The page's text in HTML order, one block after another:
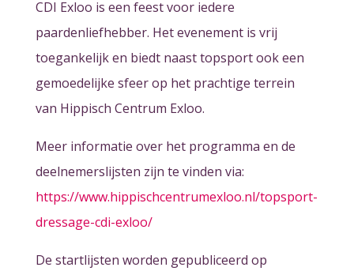
CDI Exloo is een feest voor iedere
paardenliefhebber. Het evenement is vrij
toegankelijk en biedt naast topsport ook een
gemoedelijke sfeer op het prachtige terrein
van Hippisch Centrum Exloo.
Meer informatie over het programma en de
deelnemerslijsten zijn te vinden via:
https://www.hippischcentrumexloo.nl/topsport-
dressage-cdi-exloo/
De startlijsten worden gepubliceerd op